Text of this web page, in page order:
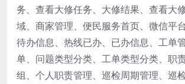
务、查看大修任务、大修结果、查看大
域、商家管理、便民服务首页、微信平
待办信息、热线已办、已办信息、工单
单、问题类型分类、工单类型分类、职
组、个人职责管理、巡检周期管理、巡